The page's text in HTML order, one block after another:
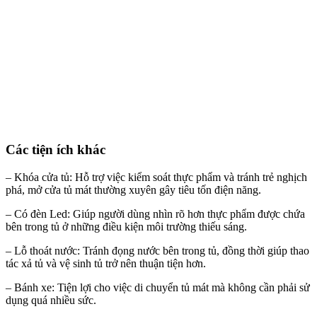
Các tiện ích khác
– Khóa cửa tủ: Hỗ trợ việc kiểm soát thực phẩm và tránh trẻ nghịch
phá, mở cửa tủ mát thường xuyên gây tiêu tốn điện năng.
– Có đèn Led: Giúp người dùng nhìn rõ hơn thực phẩm được chứa
bên trong tủ ở những điều kiện môi trường thiếu sáng.
– Lỗ thoát nước: Tránh đọng nước bên trong tủ, đồng thời giúp thao
tác xả tủ và vệ sinh tủ trở nên thuận tiện hơn.
– Bánh xe: Tiện lợi cho việc di chuyển tủ mát mà không cần phải sử
dụng quá nhiều sức.